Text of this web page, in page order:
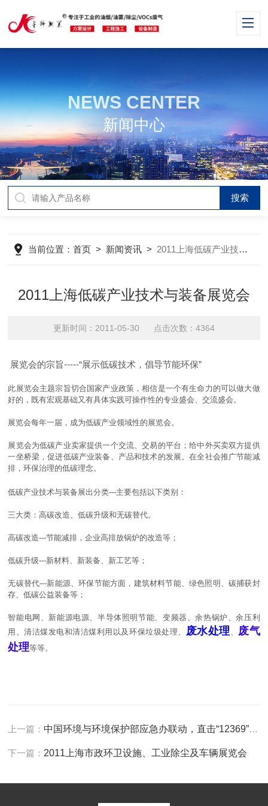
NEWS CENTER
新闻中心
当前位置：首页 > 新闻资讯 > 2011上海低碳产业技术与装备展览会
2011上海低碳产业技术与装备展览会
更新时间：2011-05-30 点击次数：4364
展览会的宗旨-----“展示低碳技术，倡导节能环保”
此展览会主题宗旨切合国家产业政策，相信是一个有生命力的可以做大做
好的，既有宏观基础又有具体实践可操作性的专业盛会、交流盛会。
展览会每年一届，成为低碳产业领域性的展览会。
展览会为低碳产业卖家提供一个交流、交易的平台；给中外买卖双方提供
一坐桥梁，促进低碳产业装备、产品和技术的发展。在全社会推广节能减
排，环保治理的低碳理念。
低碳产业技术与装备展出分类---主要包括以下类别：
三大类：高碳改造、低碳升级和无碳替代。
高碳改造---节能减排，企业高排放锅炉的改造等；
低碳升级---新材料、新装备、新工艺等；
无碳替代---新能源、环保节能方面，建筑材料节能、绿色照明、碳捕获封
存、低碳公益装备等；
智能电网、新能源电源、半导体照明节能、变频器、余热锅炉、余压利
用、清洁煤发电和清洁煤利用以及环保垃圾处理、 废水处理 、 废气
处理等等。
上一篇： 中国环境与环境保护部应急办联动，直击“12369”投诉受理动态
下一篇： 2011上海市政环卫设施、工业除尘及车辆展览会